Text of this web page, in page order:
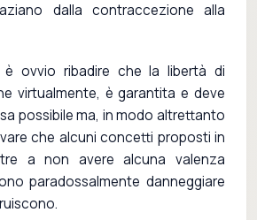
dalla contraccezione alla
ovvio ribadire che la libertà di
virtualmente, è garantita e deve
possibile ma, in modo altrettanto
che alcuni concetti proposti in
a non avere alcuna valenza
paradossalmente danneggiare